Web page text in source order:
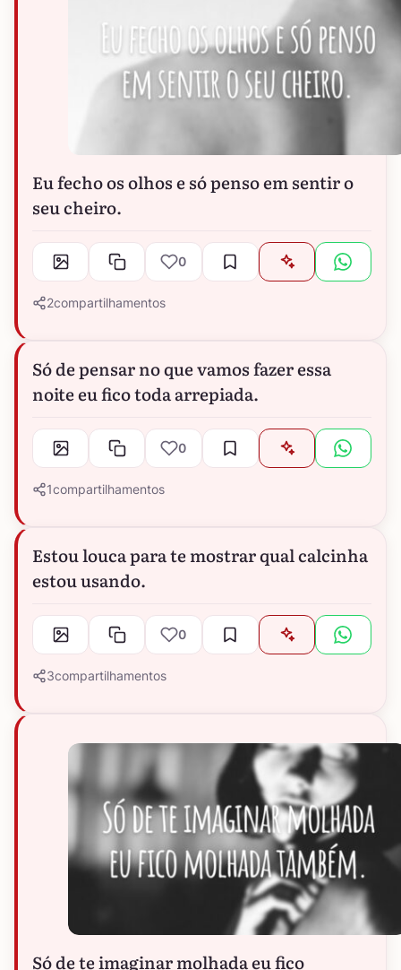
Eu fecho os olhos e só penso em sentir o
seu cheiro.
0
2compartilhamentos
Só de pensar no que vamos fazer essa
noite eu fico toda arrepiada.
0
1compartilhamentos
Estou louca para te mostrar qual calcinha
estou usando.
0
3compartilhamentos
Só de te imaginar molhada eu fico